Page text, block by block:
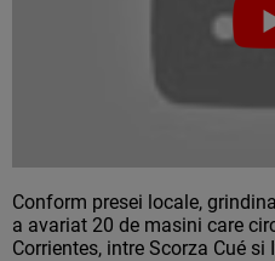
Conform presei locale,
a avariat 20 de masini care
Corrientes, intre Scorza Cué